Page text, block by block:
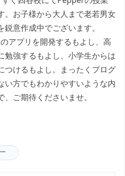
。お子様から大人まで老若男女
意作成中でございます。
アプリを開発するもよし、高
勉強するもよし、小学生からは
つけるもよし。まったくプログ
い方でもわかりやすいような内
ご期待くださいませ。